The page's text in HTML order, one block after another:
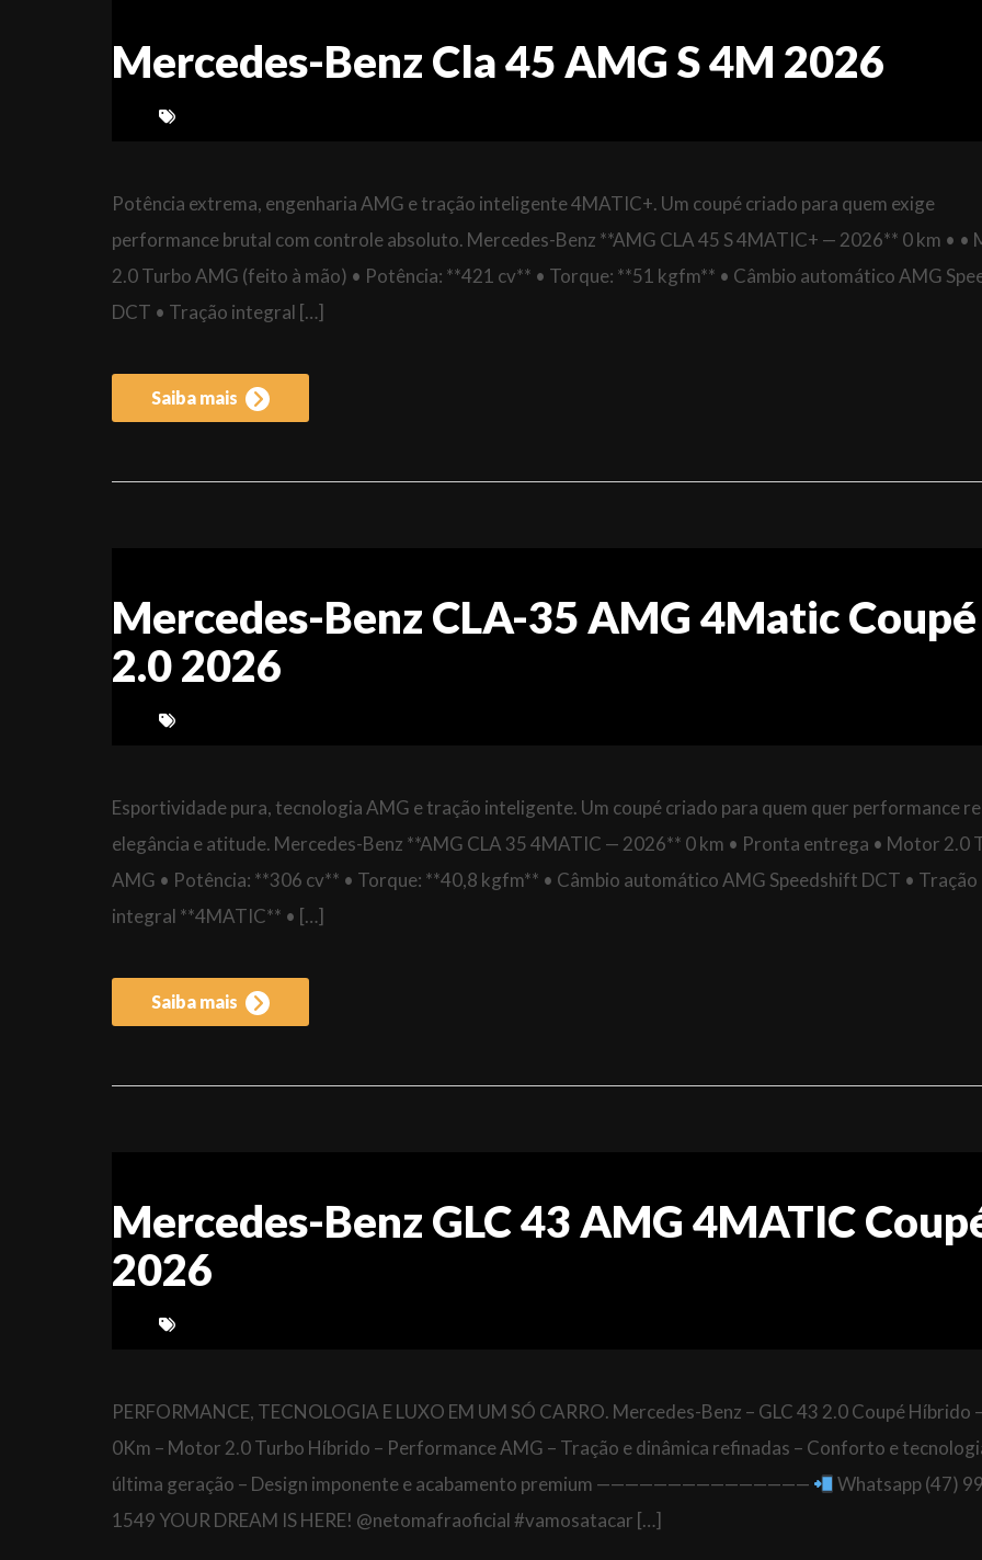
Mercedes-Benz Cla 45 AMG S 4M 2026
Potência extrema, engenharia AMG e tração inteligente 4MATIC+. Um coupé criado para quem exige
performance brutal com controle absoluto. Mercedes-Benz **AMG CLA 45 S 4MATIC+ — 2026** 0 km • •
2.0 Turbo AMG (feito à mão) • Potência: **421 cv** • Torque: **51 kgfm** • Câmbio automático AMG
DCT • Tração integral […]
Saiba mais
Mercedes-Benz CLA-35 AMG 4Matic Coupé
2.0 2026
Esportividade pura, tecnologia AMG e tração inteligente. Um coupé criado para quem quer performance
elegância e atitude. Mercedes-Benz **AMG CLA 35 4MATIC — 2026** 0 km • Pronta entrega • Motor 2.0
AMG • Potência: **306 cv** • Torque: **40,8 kgfm** • Câmbio automático AMG Speedshift DCT • Tração
integral **4MATIC** • […]
Saiba mais
Mercedes-Benz GLC 43 AMG 4MATIC
2026
PERFORMANCE, TECNOLOGIA E LUXO EM UM SÓ CARRO. Mercedes-Benz – GLC 43 2.0 Coupé Híbrido
0Km – Motor 2.0 Turbo Híbrido – Performance AMG – Tração e dinâmica refinadas – Conforto e
última geração – Design imponente e acabamento premium ———————————————
Whatsapp (47)
1549 YOUR DREAM IS HERE! @netomafraoficial #vamosatacar […]